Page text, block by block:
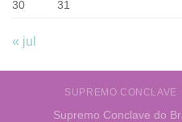
30 31
« jul
SUPREMO CONCLAVE
Supremo Conclave do